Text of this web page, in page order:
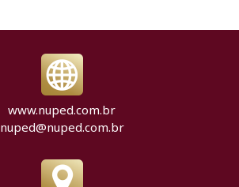
www.nuped.com.br
nuped@nuped.com.br